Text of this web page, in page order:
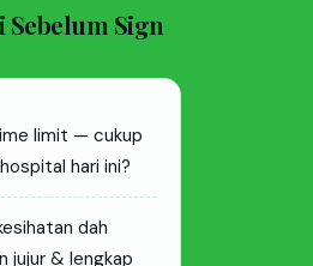
Sebelum Sign
limit — cukup
hari ini?
dah
jujur & lengkap